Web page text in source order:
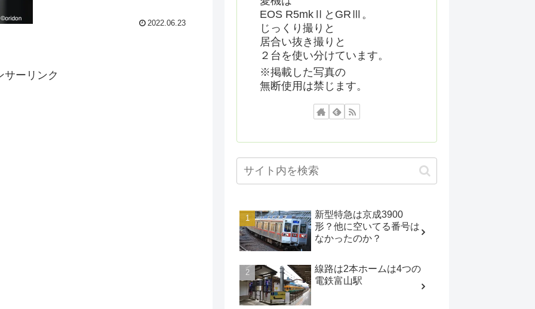
い。これが21世紀に開業した鉄道か。
2022.06.23
サーリンク
EOS R5mkⅡとGRⅢ。
じっくり撮りと
居合い抜き撮りと
２台を使い分けています。
※掲載した写真の
無断使用は禁じます。
新型特急は京成3900
形？他に空いてる番号は
なかったのか？
線路は2本ホームは4つの
電鉄富山駅